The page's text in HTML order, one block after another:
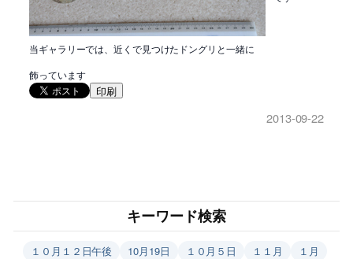
当ギャラリーでは、近くで見つけたドングリと一緒に
飾っています
印刷
2013-09-22
キーワード検索
１０月１２日午後 10月19日 １０月５日 １１月
１月